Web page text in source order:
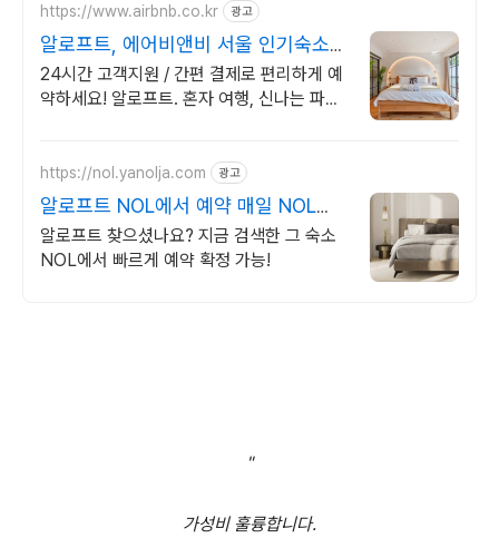
https://www.airbnb.co.kr 광고
알로프트, 에어비앤비 서울 인기숙소
둘러보기
24시간 고객지원 / 간편 결제로 편리하게 예
약하세요! 알로프트. 혼자 여행, 신나는 파티,
https://nol.yanolja.com 광고
알로프트 NOL에서 예약 매일 NOL
DRAW 추첨!
알로프트 찾으셨나요? 지금 검색한 그 숙소
NOL에서 빠르게 예약 확정 가능!
"
가성비 훌륭합니다.